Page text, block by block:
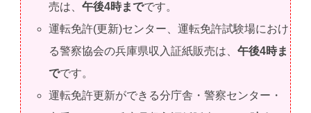
売は、午後4時までです。
運転免許(更新)センター、運転免許試験場におけ
る警察協会の兵庫県収入証紙販売は、午後4時ま
でです。
運転免許更新ができる分庁舎・警察センター・